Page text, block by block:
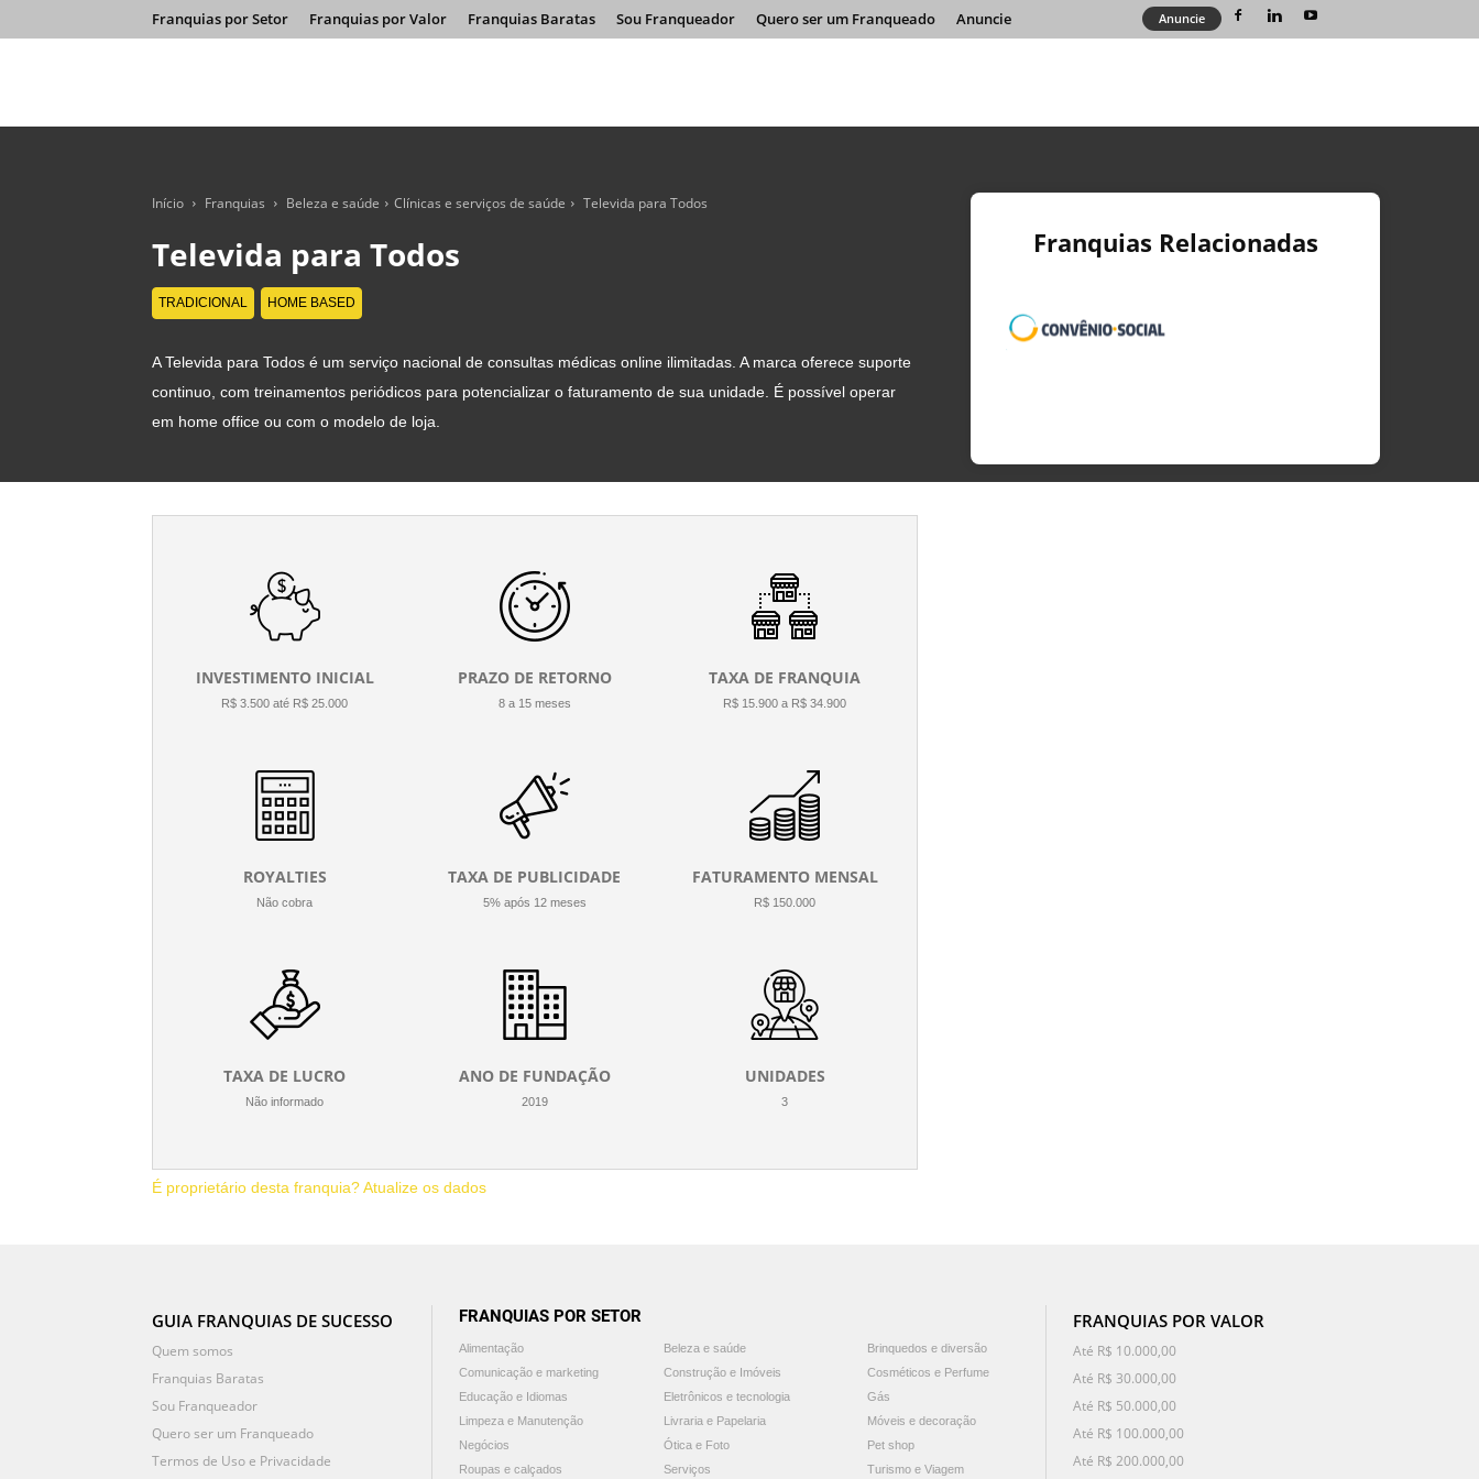
Franquias por Setor Franquias por Valor Franquias Baratas Sou Franqueador Quero ser um Franqueado Anuncie Anuncie
Início Franquias Beleza e saúde Clínicas e serviços de saúde Televida para Todos
Televida para Todos
TRADICIONAL HOME BASED
A Televida para Todos é um serviço nacional de consultas médicas online ilimitadas. A marca oferece suporte
continuo, com treinamentos periódicos para potencializar o faturamento de sua unidade. É possível operar
em home office ou com o modelo de loja.
Franquias Relacionadas
INVESTIMENTO INICIAL
R$ 3.500 até R$ 25.000
PRAZO DE RETORNO
8 a 15 meses
TAXA DE FRANQUIA
R$ 15.900 a R$ 34.900
ROYALTIES
Não cobra
TAXA DE PUBLICIDADE
5% após 12 meses
FATURAMENTO MENSAL
R$ 150.000
TAXA DE LUCRO
Não informado
ANO DE FUNDAÇÃO
2019
UNIDADES
3
É proprietário desta franquia? Atualize os dados
GUIA FRANQUIAS DE SUCESSO
Quem somos
Franquias Baratas
Sou Franqueador
Quero ser um Franqueado
Termos de Uso e Privacidade
FRANQUIAS POR SETOR
Alimentação Beleza e saúde
Brinquedos e diversão
Comunicação e marketing
Construção e Imóveis
Cosméticos e Perfume
Educação e Idiomas
Eletrônicos e tecnologia
Gás
Limpeza e Manutenção
Livraria e Papelaria
Móveis e decoração
Negócios
Ótica e Foto
Pet shop
Roupas e calçados
Serviços Turismo e Viagem
FRANQUIAS POR VALOR
Até R$ 10.000,00
Até R$ 30.000,00
Até R$ 50.000,00
Até R$ 100.000,00
Até R$ 200.000,00